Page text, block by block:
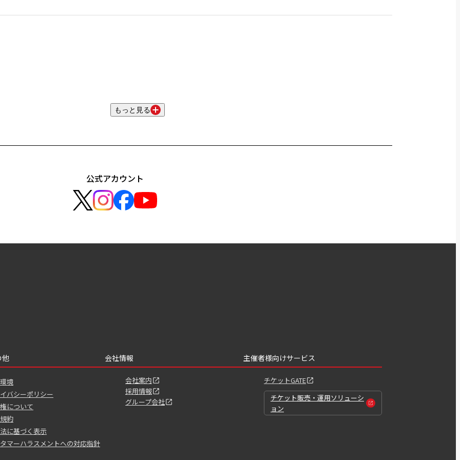
もっと見る
公式アカウント
他
境
バシーポリシー
について
約
に基づく表示
マーハラスメントへの対応指針
会社情報
会社案内
採用情報
グループ会社
主催者様向けサービス
チケットGATE
チケット販売・運用ソリューシ
ョン